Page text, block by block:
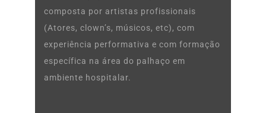
composta por artistas profissionais
(Atores, clown’s, músicos, etc), com
experiência performativa e com formação
específica na área do palhaço em
ambiente hospitalar.